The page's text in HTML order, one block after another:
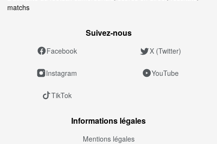
matchs
Suivez‑nous
Facebook X (Twitter)
Instagram YouTube
TikTok
Informations légales
Mentions légales